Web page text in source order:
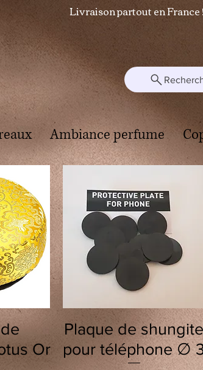
Livraison partout en France !
Ambiance perfume
Or
Quick View
Plaque de
pour téléphone ∅